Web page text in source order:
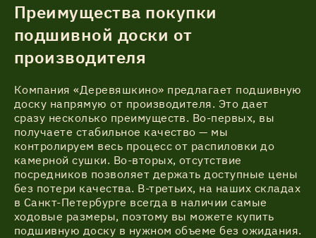
Преимущества покупки
подшивной доски от
производителя
Компания «Деревяшкино» предлагает подшивную
доску напрямую от производителя. Это дает
сразу несколько преимуществ. Во-первых, вы
получаете стабильное качество — мы
контролируем весь процесс от распиловки до
камерной сушки. Во-вторых, отсутствие
посредников позволяет держать доступные цены
без потери качества. В-третьих, на наших складах
в Санкт-Петербурге всегда в наличии самые
ходовые размеры, поэтому вы можете купить
подшивную доску в нужном объеме без ожидания.